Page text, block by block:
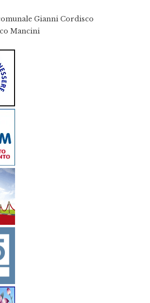
Gianni Cordisco
Mancini